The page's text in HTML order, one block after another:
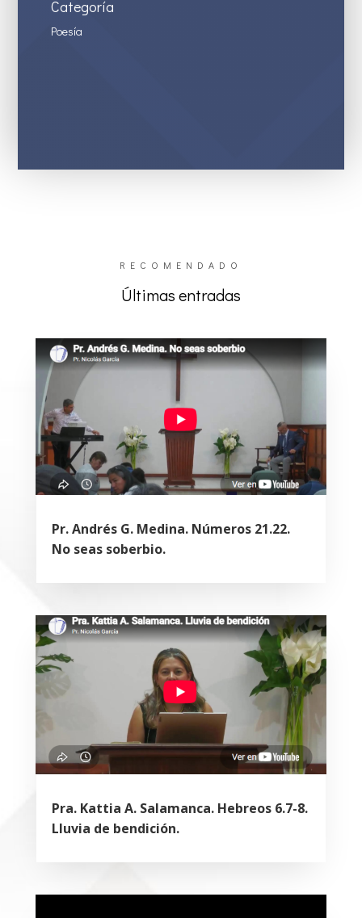
Categoría
Poesía
RECOMENDADO
Últimas entradas
Pr. Andrés G. Medina. Números 21.22.
No seas soberbio.
Pra. Kattia A. Salamanca. Hebreos 6.7-8.
Lluvia de bendición.